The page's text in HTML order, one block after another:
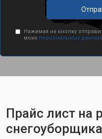
Нажимая на кнопку
моих персональных
Прайс лист на